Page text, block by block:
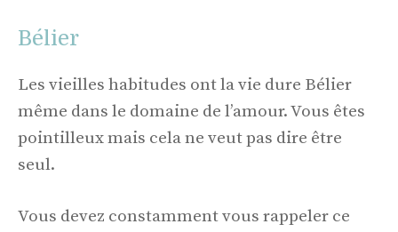
Bélier
Les vieilles habitudes ont la vie dure Bélier
même dans le domaine de l’amour. Vous êtes
pointilleux mais cela ne veut pas dire être
seul.
Vous devez constamment vous rappeler ce